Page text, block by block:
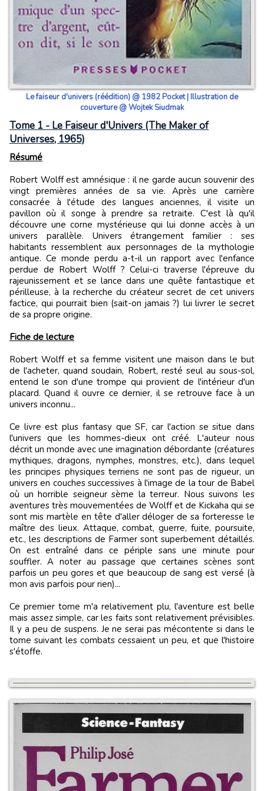
Le faiseur d'univers (réédition) @ 1982 Pocket | Illustration de
couverture @ Wojtek Siudmak
Tome 1 - Le Faiseur d'Univers (The Maker of
Universes, 1965)
Résumé
Robert Wolff est amnésique : il ne garde aucun souvenir des
vingt premières années de sa vie. Après une carrière
consacrée à l'étude des langues anciennes, il visite un
pavillon où il songe à prendre sa retraite. C'est là qu'il
découvre une corne mystérieuse qui lui donne accès à un
univers parallèle. Univers étrangement familier : ses
habitants ressemblent aux personnages de la mythologie
antique. Ce monde perdu a-t-il un rapport avec l'enfance
perdue de Robert Wolff ? Celui-ci traverse l'épreuve du
rajeunissement et se lance dans une quête fantastique et
périlleuse, à la recherche du créateur secret de cet univers
factice, qui pourrait bien (sait-on jamais ?) lui livrer le secret
de sa propre origine.
Fiche de lecture
Robert Wolff et sa femme visitent une maison dans le but
de l'acheter, quand soudain, Robert, resté seul au sous-sol,
entend le son d'une trompe qui provient de l'intérieur d'un
placard. Quand il ouvre ce dernier, il se retrouve face à un
univers inconnu...
Ce livre est plus fantasy que SF, car l'action se situe dans
l'univers que les hommes-dieux ont créé. L'auteur nous
décrit un monde avec une imagination débordante (créatures
mythiques, dragons, nymphes, monstres, etc.), dans lequel
les principes physiques terriens ne sont pas de rigueur, un
univers en couches successives à l'image de la tour de Babel
où un horrible seigneur sème la terreur. Nous suivons les
aventures très mouvementées de Wolff et de Kickaha qui se
sont mis martèle en tête d'aller déloger de sa forteresse le
maître des lieux. Attaque, combat, guerre, fuite, poursuite,
etc., les descriptions de Farmer sont superbement détaillés.
On est entraîné dans ce périple sans une minute pour
souffler. A noter au passage que certaines scènes sont
parfois un peu gores et que beaucoup de sang est versé (à
mon avis parfois pour rien)...
Ce premier tome m'a relativement plu, l'aventure est belle
mais assez simple, car les faits sont relativement prévisibles.
Il y a peu de suspens. Je ne serai pas mécontente si dans le
tome suivant les combats cessaient un peu, et que l'histoire
s'étoffe.